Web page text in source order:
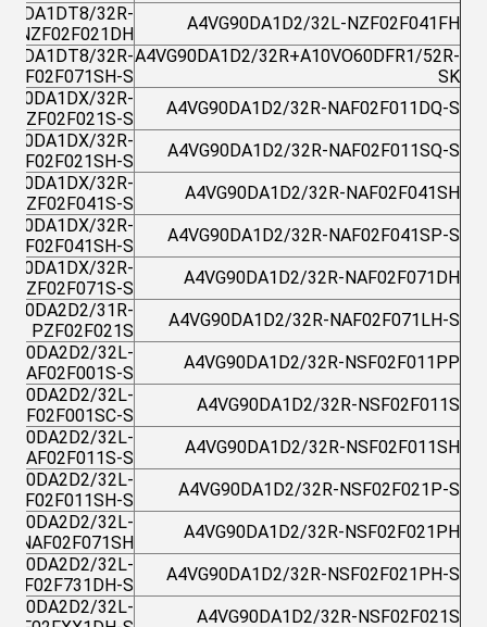
A4VG90DA1D2/32L-NZF02F041FH
32R-
NZF02F021DH
A4VG90DA1D2/32R+A10VO60DFR1/52R-
SK
32R-
NZF02F071SH-S
A4VG90DA1D2/32R-NAF02F011DQ-S
32R-
NZF02F021S-S
A4VG90DA1D2/32R-NAF02F011SQ-S
32R-
NZF02F021SH-S
A4VG90DA1D2/32R-NAF02F041SH
32R-
NZF02F041S-S
A4VG90DA1D2/32R-NAF02F041SP-S
32R-
NZF02F041SH-S
A4VG90DA1D2/32R-NAF02F071DH
32R-
NZF02F071S-S
A4VG90DA1D2/32R-NAF02F071LH-S
31R-
PZF02F021S
A4VG90DA1D2/32R-NSF02F011PP
32L-
NAF02F001S-S
A4VG90DA1D2/32R-NSF02F011S
32L-
NAF02F001SC-S
A4VG90DA1D2/32R-NSF02F011SH
32L-
NAF02F011S-S
A4VG90DA1D2/32R-NSF02F021P-S
32L-
NAF02F011SH-S
A4VG90DA1D2/32R-NSF02F021PH
32L-
NAF02F071SH
A4VG90DA1D2/32R-NSF02F021PH-S
32L-
NAF02F731DH-S
A4VG90DA1D2/32R-NSF02F021S
32L-